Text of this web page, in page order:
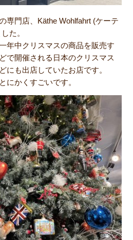
専門店、Käthe Wohlfahrt (ケーテ
た。
年中クリスマスの商品を販売す
で開催される日本のクリスマス
にも出店していたお店です。
にかくすごいです。